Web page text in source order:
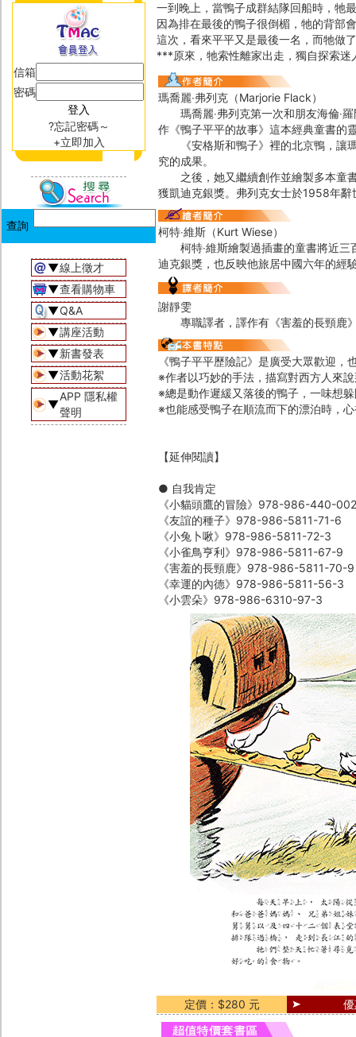
信箱
密碼
?忘記密碼～
+立即加入
▼線上徵才
▼查看購物車
▼Q&A
▼講座活動
▼新書發表
▼活動花絮
▼
APP 隱私權
聲明
一到晚上，當鴨子成群結隊回船時，牠
因為排在最後的鴨子很倒楣，牠的背部
這次，看來平平又是最後一名，而牠做
***原來，牠索性離家出走，獨自探索
瑪喬麗‧弗列克（Marjorie Flack）
瑪喬麗‧弗列克第一次和朋友海倫‧羅
作《鴨子平平的故事》這本經典童書的
《安格斯和鴨子》裡的北京鴨，讓瑪
究的成果。
之後，她又繼續創作並繪製多本童書
獲凱迪克銀獎。弗列克女士於1958年辭
柯特‧維斯（Kurt Wiese）
柯特‧維斯繪製過插畫的童書將近三
迪克銀獎，也反映他旅居中國六年的經
謝靜雯
專職譯者，譯作有《害羞的長頸鹿
《鴨子平平歷險記》是廣受大眾歡迎，
※作者以巧妙的手法，描寫對西方人來
※總是動作遲緩又落後的鴨子，一味想
※也能感受鴨子在順流而下的漂泊時，
【延伸閱讀】
● 自我肯定
《小貓頭鷹的冒險》978-986-440-
《友誼的種子》978-986-5811-71-6
《小兔卜啾》978-986-5811-72-3
《小雀鳥亨利》978-986-5811-67-9
《害羞的長頸鹿》978-986-5811-70-9
《幸運的內德》978-986-5811-56-3
《小雲朵》978-986-6310-97-3
定價：$280 元